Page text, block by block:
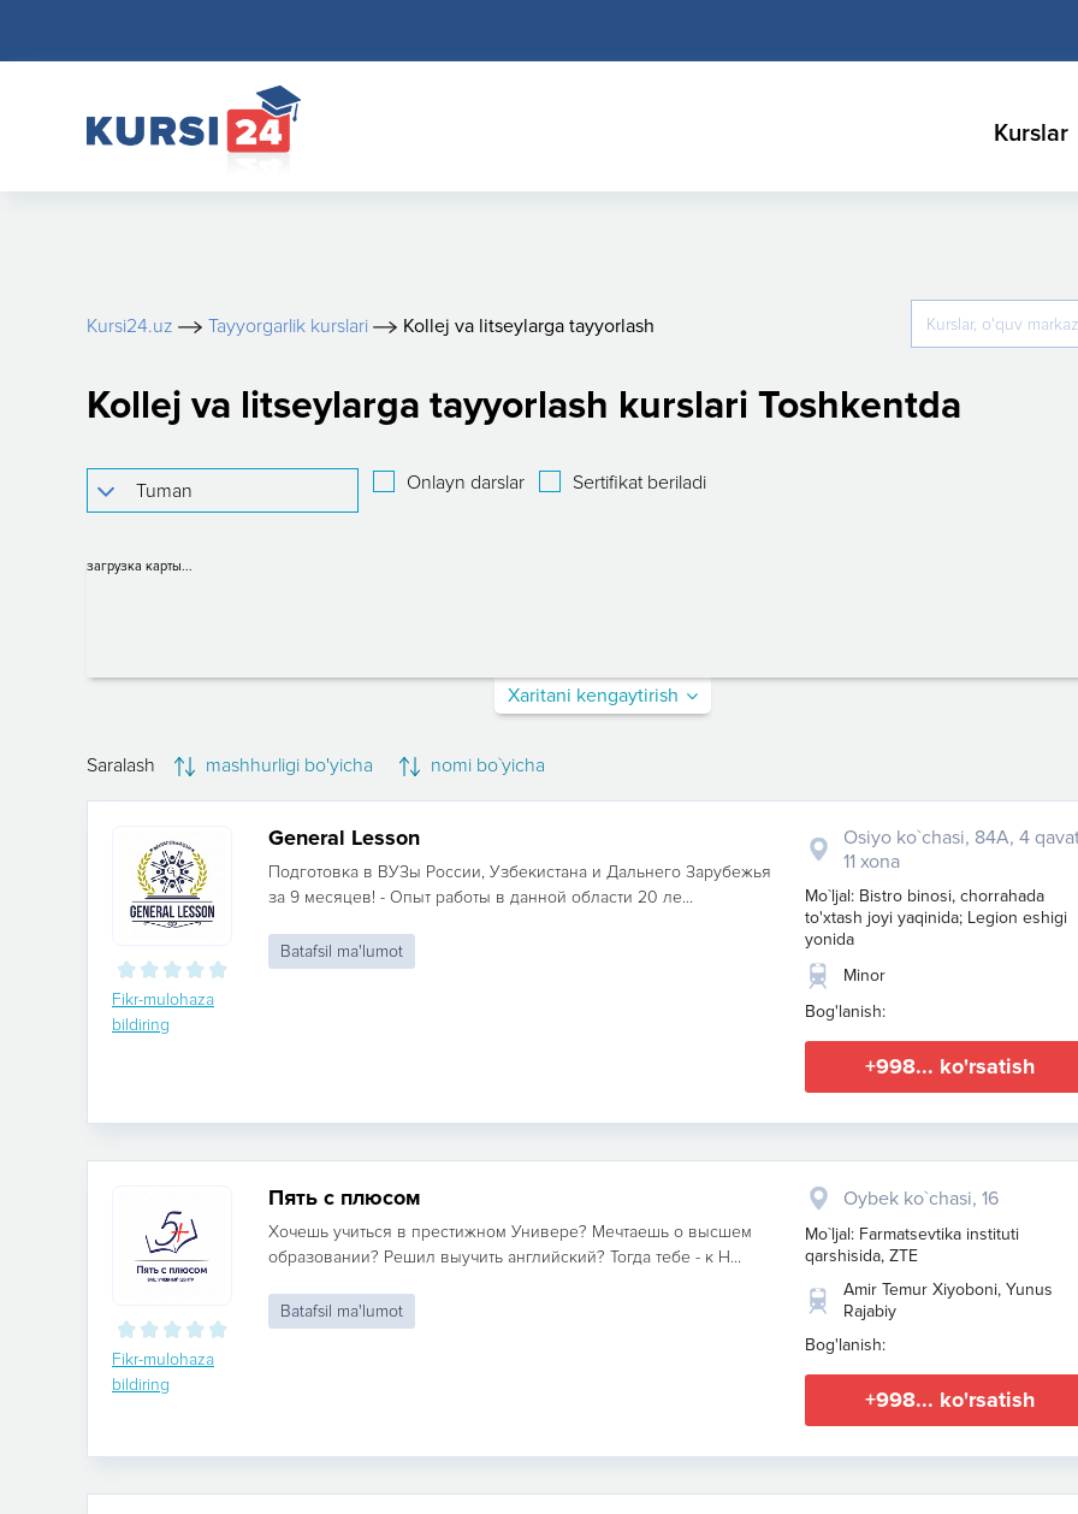
Kurslar
Kursi24.uz Tayyorgarlik kurslari Kollej va litseylarga tayyorlash
Kollej va litseylarga tayyorlash kurslari Toshkentda
Onlayn darslar Sertifikat beriladi
загрузка карты...
Xaritani kengaytirish
Saralash mashhurligi bo'yicha nomi bo`yicha
Fikr-mulohaza
bildiring
General Lesson
Подготовка в ВУЗы России, Узбекистана и Дальнего Зарубежья
за 9 месяцев! - Опыт работы в данной области 20 ле...
Batafsil ma'lumot
Osiyo ko`chasi, 84A, 4
11 xona
Mo`ljal: Bistro binosi, chorrahada
to'xtash joyi yaqinida; Legion eshigi
yonida
Minor
Bog'lanish:
+998... ko'rsatish
Fikr-mulohaza
bildiring
Пять с плюсом
Хочешь учиться в престижном Универе? Мечтаешь о высшем
образовании? Решил выучить английский? Тогда тебе - к Н...
Batafsil ma'lumot
Oybek ko`chasi, 16
Mo`ljal: Farmatsevtika instituti
qarshisida, ZTE
Amir Temur Xiyoboni, Yunus
Rajabiy
Bog'lanish:
+998... ko'rsatish